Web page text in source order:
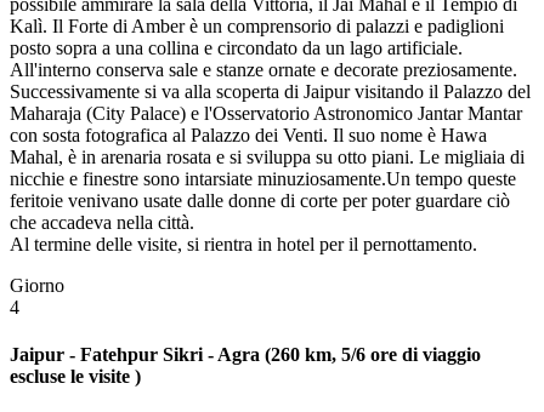
Kalì. Il Forte di Amber è un comprensorio di palazzi e padiglioni
posto sopra a una collina e circondato da un lago artificiale.
All'interno conserva sale e stanze ornate e decorate preziosamente.
Successivamente si va alla scoperta di Jaipur visitando il Palazzo del
Maharaja (City Palace) e l'Osservatorio Astronomico Jantar Mantar
con sosta fotografica al Palazzo dei Venti. Il suo nome è Hawa
Mahal, è in arenaria rosata e si sviluppa su otto piani. Le migliaia di
nicchie e finestre sono intarsiate minuziosamente.Un tempo queste
feritoie venivano usate dalle donne di corte per poter guardare ciò
che accadeva nella città.
Al termine delle visite, si rientra in hotel per il pernottamento.
Giorno
4
Jaipur - Fatehpur Sikri - Agra (260 km, 5/6 ore di viaggio
escluse le visite )